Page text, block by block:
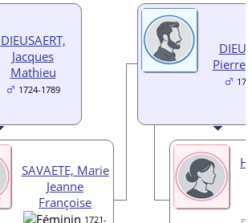
Pierre
DIEUSAERT,
Jacques
Mathieu
1724-1789
SAVAETE, Marie
Jeanne
Françoise
1721-